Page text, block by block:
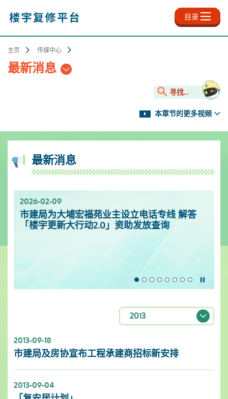
内
目录
主页 传媒中心
最新消息
寻找...
本章节的更多视频
最新消息
2026-02-09
市建局为大埔宏福苑业主设立电话专线 解答
「楼宇更新大行动2.0」资助发放查询
2025-11-18
新影片上架✨- 楼宇保养之道
2025-10-13
服务升级！楼宇复修资源中心延长开放时间
[周一至周日]
2025-09-30
「楼宇复修公司资料库」已於2025年9月更新
2025-06-27
「楼宇复修公司资料库」已於2025年6月更新
2025-03-25
「楼宇复修公司资料库」已於2025年3月更新
2025-01-10
市区更新电视特辑
2024-12-31
「楼宇复修公司资料库」已於2024年12月更新
2013
2013-09-18
市建局及房协宣布工程承建商招标新安排
2013-09-04